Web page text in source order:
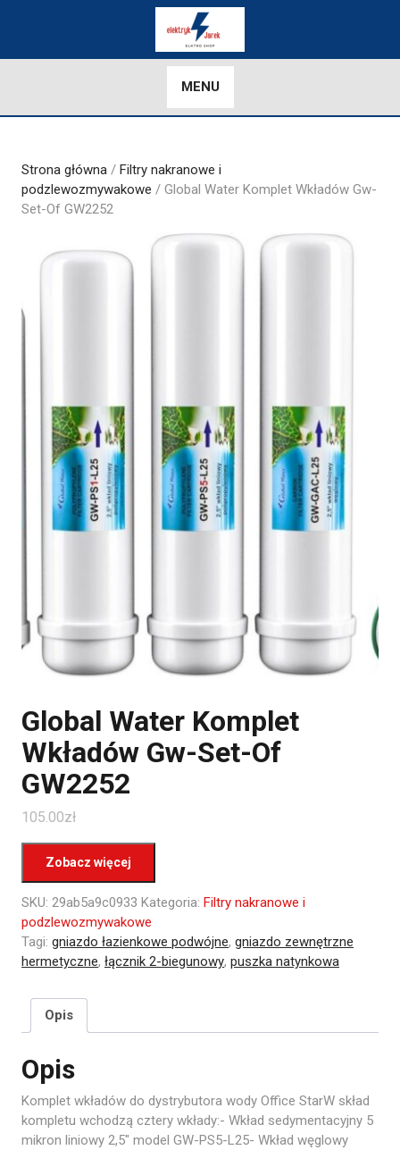
MENU
Strona główna / Filtry nakranowe i
podzlewozmywakowe / Global Water Komplet Wkładów Gw-
Set-Of GW2252
Global Water Komplet
Wkładów Gw-Set-Of
GW2252
105.00zł
Zobacz więcej
SKU: 29ab5a9c0933 Kategoria: Filtry nakranowe i
podzlewozmywakowe
Tagi: gniazdo łazienkowe podwójne, gniazdo zewnętrzne
hermetyczne, łącznik 2-biegunowy, puszka natynkowa
Opis
Opis
Komplet wkładów do dystrybutora wody Office StarW skład
kompletu wchodzą cztery wkłady:- Wkład sedymentacyjny 5
mikron liniowy 2,5″ model GW-PS5-L25- Wkład węglowy